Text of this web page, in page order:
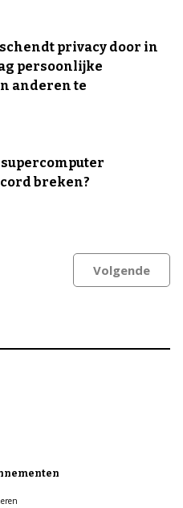
privacy door in
persoonlijke
anderen te
supercomputer
breken?
Volgende